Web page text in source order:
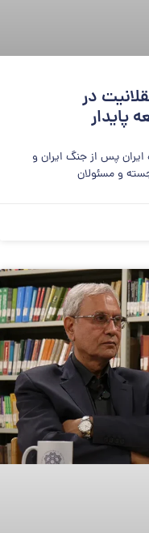
در
پس از جنگ ایران و
و مسئولان